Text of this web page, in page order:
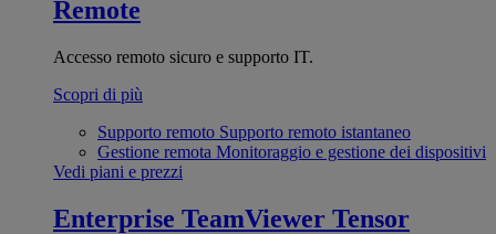
Remote
Accesso remoto sicuro e supporto IT.
Scopri di più
Supporto remoto Supporto remoto istantaneo
Gestione remota Monitoraggio e gestione dei dispositivi
Vedi piani e prezzi
Enterprise TeamViewer Tensor